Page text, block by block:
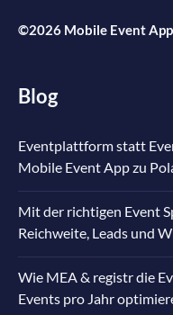
©2026 Mobile Event
Blog
Eventplattform statt
Mobile Event App zu
Mit der richtigen Event
Reichweite, Leads und
Wie MEA & registr die
Events pro Jahr